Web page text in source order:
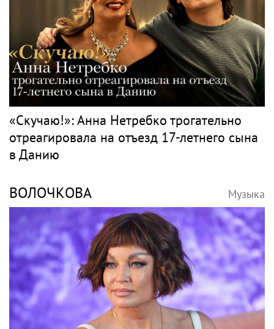
«Скучаю!»: Анна Нетребко трогательно
отреагировала на отъезд 17-летнего сына
в Данию
ВОЛОЧКОВА Музыка